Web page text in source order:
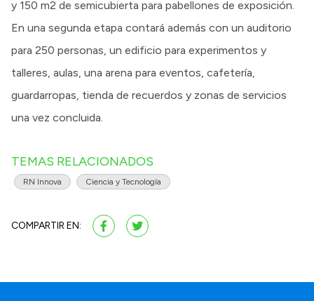
y 150 m2 de semicubierta para pabellones de exposición.
En una segunda etapa contará además con un auditorio
para 250 personas, un edificio para experimentos y
talleres, aulas, una arena para eventos, cafetería,
guardarropas, tienda de recuerdos y zonas de servicios
una vez concluida.
TEMAS RELACIONADOS
RN Innova Ciencia y Tecnología
COMPARTIR EN: